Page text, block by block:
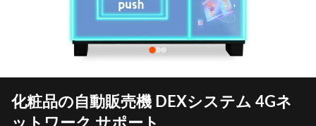
化粧品の自動販売機 DEXシステム 4Gネ